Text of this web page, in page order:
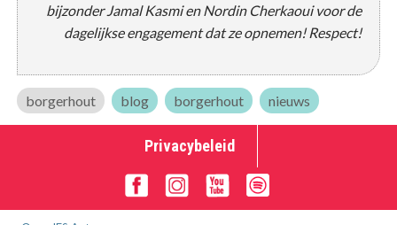
bijzonder Jamal Kasmi en Nordin Cherkaoui voor de
dagelijkse engagement dat ze opnemen! Respect!
borgerhout blog borgerhout nieuws
Privacybeleid